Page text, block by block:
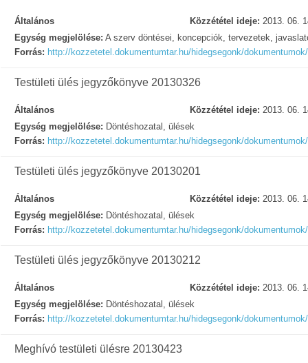
Általános Közzététel ideje: 2013. 06.
Egység megjelölése: A szerv döntései, koncepciók, tervezetek,
Forrás: http://kozzetetel.dokumentumtar.hu/hidegsegonk/
Testületi ülés jegyzőkönyve 20130326
Általános Közzététel ideje: 2013. 06.
Egység megjelölése: Döntéshozatal, ülések
Forrás: http://kozzetetel.dokumentumtar.hu/hidegsegonk/
Testületi ülés jegyzőkönyve 20130201
Általános Közzététel ideje: 2013. 06.
Egység megjelölése: Döntéshozatal, ülések
Forrás: http://kozzetetel.dokumentumtar.hu/hidegsegonk/
Testületi ülés jegyzőkönyve 20130212
Általános Közzététel ideje: 2013. 06.
Egység megjelölése: Döntéshozatal, ülések
Forrás: http://kozzetetel.dokumentumtar.hu/hidegsegonk/
Meghívó testületi ülésre 20130423